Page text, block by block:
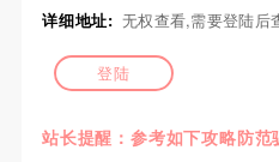
详细地址: 无权查看,需要登陆后
登陆
站长提醒：参考如下攻略防范